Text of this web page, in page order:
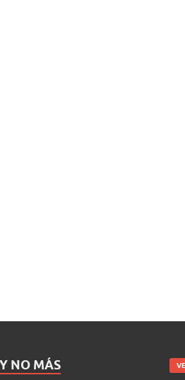
NO MÁS